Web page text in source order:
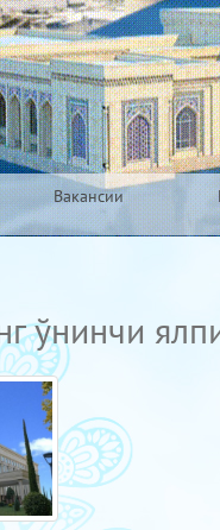
Вакансии
ўнинчи